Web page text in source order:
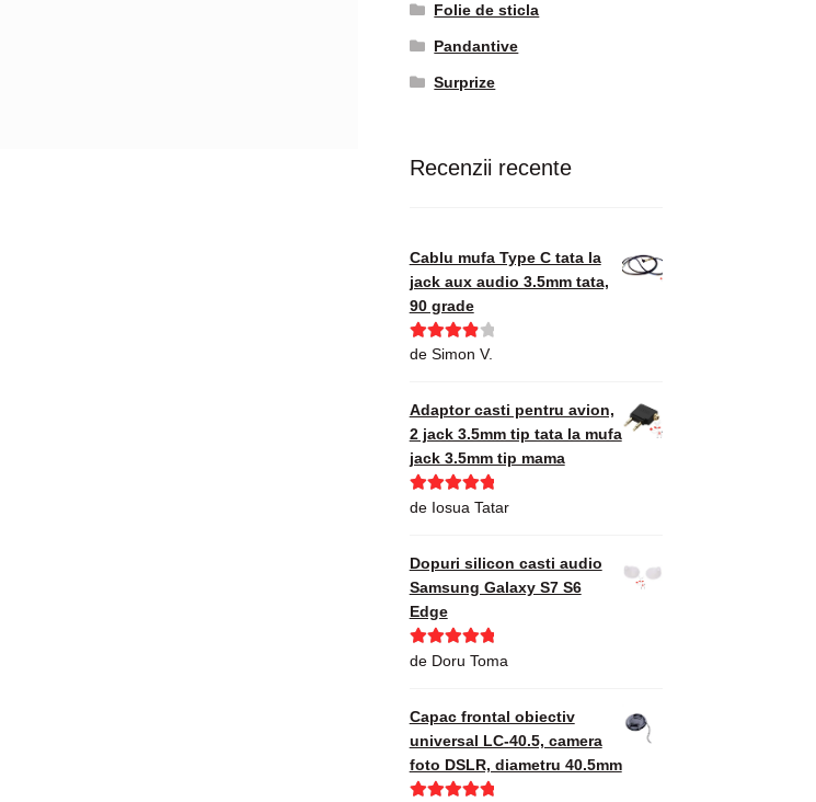
Folie de sticla
Pandantive
Surprize
Recenzii recente
Cablu mufa Type C tata la
jack aux audio 3.5mm tata,
90 grade
Evaluat la
de Simon V.
Adaptor casti pentru avion,
2 jack 3.5mm tip tata la mufa
jack 3.5mm tip mama
Evaluat la5
de Iosua Tatar
Dopuri silicon casti audio
Samsung Galaxy S7 S6
Edge
Evaluat la5
de Doru Toma
Capac frontal obiectiv
universal LC-40.5, camera
foto DSLR, diametru 40.5mm